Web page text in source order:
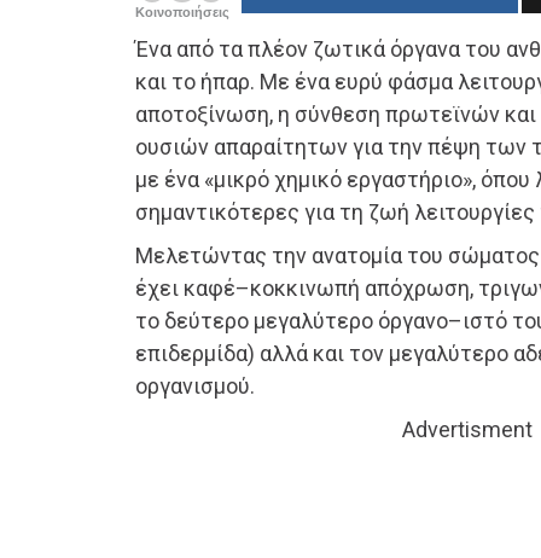
Κοινοποιήσεις
Ένα από τα πλέον ζωτικά όργανα του
και το ήπαρ. Με ένα ευρύ φάσμα
αποτοξίνωση, η σύνθεση πρωτεϊνών
ουσιών απαραίτητων για την πέψη των
με ένα «μικρό χημικό εργαστήριο»,
σημαντικότερες για τη ζωή
Μελετώντας την ανατομία του
έχει καφέ–κοκκινωπή απόχρωση,
το δεύτερο μεγαλύτερο όργανο–ιστό
επιδερμίδα) αλλά και τον μεγαλύτερο
οργανισμού.
Advertisment